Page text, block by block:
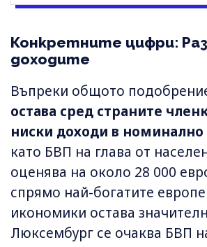
Конкретните цифри:
доходите
Въпреки общото
остава сред страните
ниски доходи в
като БВП на глава от
оценява на около 28 000
спрямо най-богатите
икономики остава
Люксембург се очаква БВП